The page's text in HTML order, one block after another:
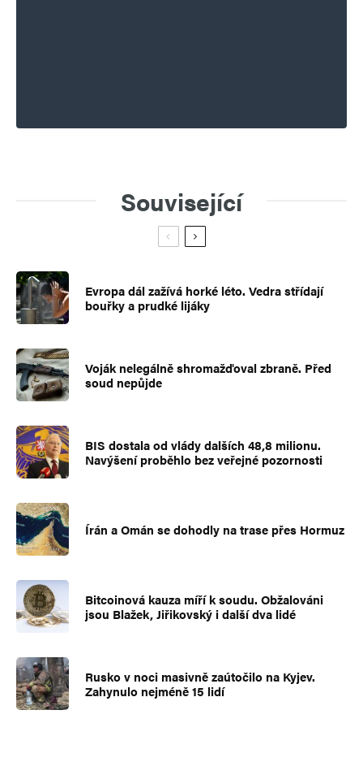
Související
Evropa dál zažívá horké léto. Vedra střídají
bouřky a prudké lijáky
Voják nelegálně shromažďoval zbraně. Před
soud nepůjde
BIS dostala od vlády dalších 48,8 milionu.
Navýšení proběhlo bez veřejné pozornosti
Írán a Omán se dohodly na trase přes Hormuz
Bitcoinová kauza míří k soudu. Obžalováni
jsou Blažek, Jiřikovský i další dva lidé
Rusko v noci masivně zaútočilo na Kyjev.
Zahynulo nejméně 15 lidí